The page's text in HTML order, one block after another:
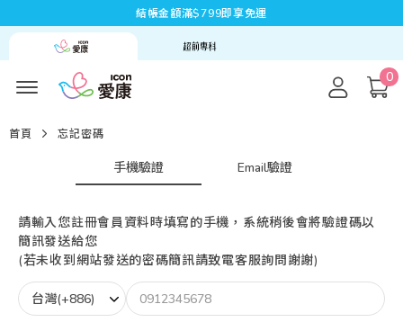
結帳金額滿$799即享免運
0
首頁 忘記密碼
手機驗證 Email驗證
請輸入您註冊會員資料時填寫的手機，系統稍後會將驗證碼以
簡訊發送給您
(若未收到網站發送的密碼簡訊請致電客服詢問謝謝)